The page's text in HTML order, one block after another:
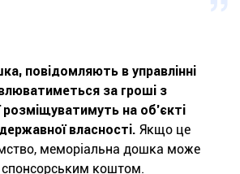
повідомляють в управлінні
за гроші з
на об’єкті
власності. Якщо це
меморіальна дошка може
коштом.